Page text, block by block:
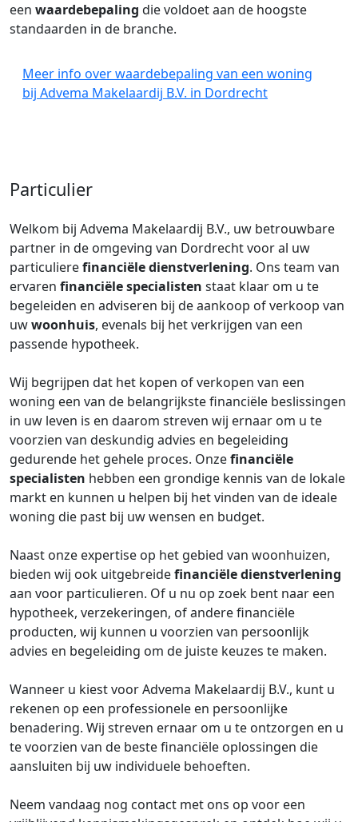
een waardebepaling die voldoet aan de hoogste
standaarden in de branche.
Meer info over waardebepaling van een woning
bij Advema Makelaardij B.V. in Dordrecht
Particulier
Welkom bij Advema Makelaardij B.V., uw betrouwbare
partner in de omgeving van Dordrecht voor al uw
particulierefinanciële dienstverlening. Ons team van
ervaren financiële specialisten staat klaar om u te
begeleiden en adviseren bij de aankoop of verkoop van
uwwoonhuis, evenals bij het verkrijgen van een
passende hypotheek.
Wij begrijpen dat het kopen of verkopen van een
woning een van de belangrijkste financiële beslissingen
in uw leven is en daarom streven wij ernaar om u te
voorzien van deskundig advies en begeleiding
gedurende het gehele proces. Onzefinanciële
specialisten hebben een grondige kennis van de lokale
markt en kunnen u helpen bij het vinden van de ideale
woning die past bij uw wensen en budget.
Naast onze expertise op het gebied van woonhuizen,
bieden wij ook uitgebreidefinanciële dienstverlening
aan voor particulieren. Of u nu op zoek bent naar een
hypotheek, verzekeringen, of andere financiële
producten, wij kunnen u voorzien van persoonlijk
advies en begeleiding om de juiste keuzes te maken.
Wanneer u kiest voor Advema Makelaardij B.V., kunt u
rekenen op een professionele en persoonlijke
benadering. Wij streven ernaar om u te ontzorgen en u
te voorzien van de beste financiële oplossingen die
aansluiten bij uw individuele behoeften.
Neem vandaag nog contact met ons op voor een